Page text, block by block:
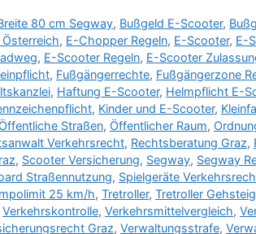
80 cm Segway, Bußgeld E-Scooter,
, E-Chopper Regeln, E-Scooter, E-
, E-Scooter Regeln, E-Scooter
, Fußgängerrechte, Fußgängerzone
, Haftung E-Scooter, Helmpflicht E-
, Kinder und E-Scooter,
Straßen, Öffentlicher Raum,
Verkehrsrecht, Rechtsberatung Graz,
, Scooter Versicherung, Segway, Segway
Straßennutzung, Spielgeräte
25 km/h, Tretroller, Tretroller Gehsteig
Verkehrskontrolle, Verkehrsmittelvergleich,
Graz, Verwaltungsstrafe,